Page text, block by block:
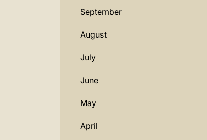
September
August
July
June
May
April